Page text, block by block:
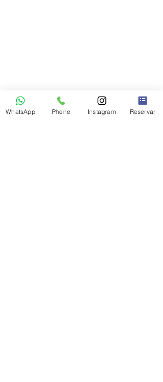
WhatsApp Phone Instagram Reservar